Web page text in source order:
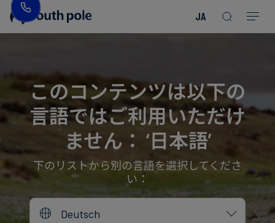
JA
役
員
紹
介
所
ァ
ッ
シ
ョ
ン
エ
ク
ト
を
見
る
レ
ポ
ー
ト
後
Read more
Read more
Read more
Read more
Read more
Read more
Read more
Read more
Read more Read more
このコンテンツは以下の
言語ではご利用いただけ
ません： ‘日本語’
下のリストから別の言語を選択してくださ
い：
Deutsch